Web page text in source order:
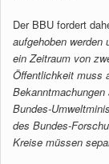
Der BBU fordert
aufgehoben werden
ein Zeitraum von
Öffentlichkeit muss
Bundes-
des Bundes-
Kreise müssen